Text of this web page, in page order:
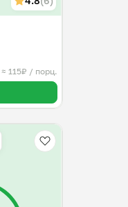
≈ 115₽ / порц.